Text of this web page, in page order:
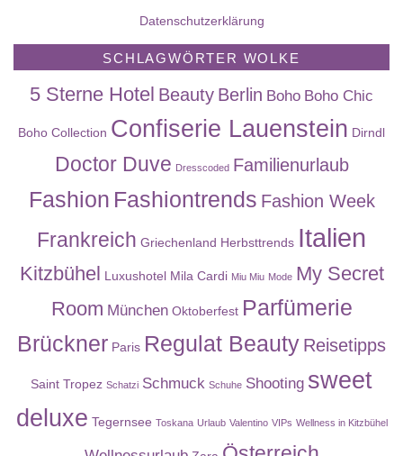
Datenschutzerklärung
SCHLAGWÖRTER WOLKE
5 Sterne Hotel Beauty Berlin Boho Boho Chic
Boho Collection Confiserie Lauenstein Dirndl
Doctor Duve Dresscoded Familienurlaub
Fashion Fashiontrends Fashion Week
Frankreich Griechenland Herbsttrends Italien
Kitzbühel Luxushotel Mila Cardi Miu Miu Mode My Secret
Room München Oktoberfest Parfümerie
Brückner Paris Regulat Beauty Reisetipps
Saint Tropez Schatzi Schmuck Schuhe Shooting sweet
deluxe Tegernsee Toskana Urlaub Valentino VIPs Wellness in Kitzbühel